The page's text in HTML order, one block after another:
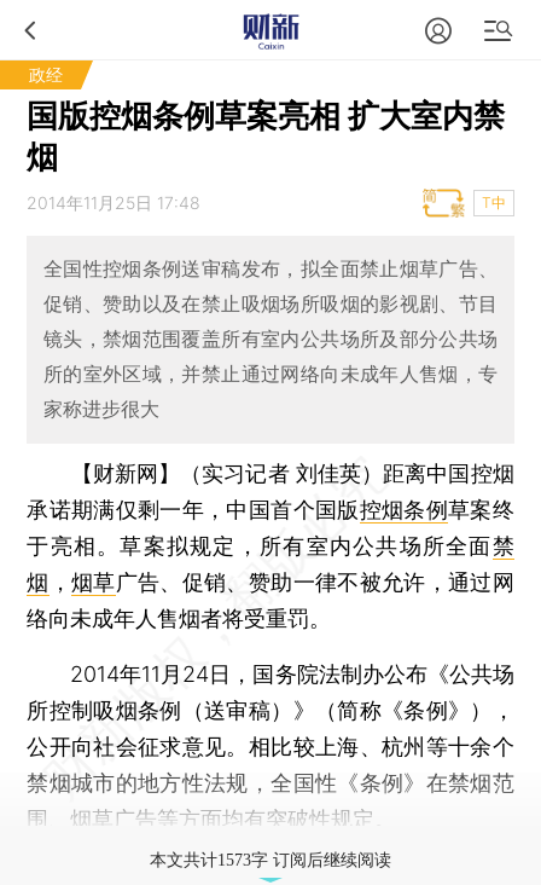
政经
国版控烟条例草案亮相 扩大室内禁
烟
2014年11月25日 17:48 T中
全国性控烟条例送审稿发布，拟全面禁止烟草广告、
促销、赞助以及在禁止吸烟场所吸烟的影视剧、节目
镜头，禁烟范围覆盖所有室内公共场所及部分公共场
所的室外区域，并禁止通过网络向未成年人售烟，专
家称进步很大
【财新网】（实习记者 刘佳英） 距离中国控烟
承诺期满仅剩一年，中国首个国版控烟条例草案终
于亮相。草案拟规定，所有室内公共场所全面禁
烟 ，烟草广告、促销、赞助一律不被允许，通过网
络向未成年人售烟者将受重罚。
2014年11月24日，国务院法制办公布《公共场
所控制吸烟条例（送审稿）》（简称《条例》），
公开向社会征求意见。相比较上海、杭州等十余个
禁烟城市的地方性法规，全国性《条例》在禁烟范
围、烟草广告等方面均有突破性规定。
本文共计1573字 订阅后继续阅读